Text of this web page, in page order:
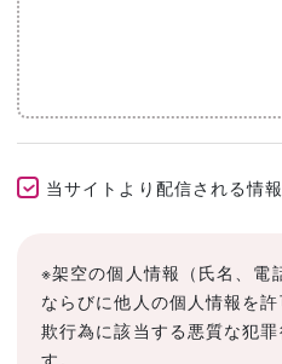
当サイトより配信される情
※架空の個人情報（氏名、電
ならびに他人の個人情報を
欺行為に該当する悪質な犯